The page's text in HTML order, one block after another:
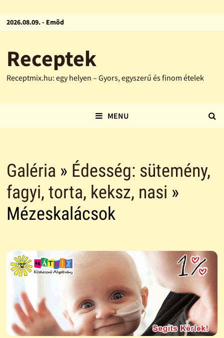
2026.08.09. - Emõd
Receptek
Receptmix.hu: egy helyen – Gyors, egyszerű és finom ételek
MENU
Galéria » Édesség: sütemény,
fagyi, torta, keksz, nasi »
Mézeskalácsok